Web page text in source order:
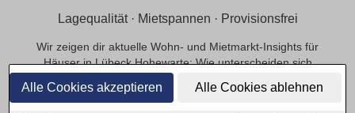
Alle Cookies akzeptieren Alle Cookies ablehnen
Lagequalität · Mietspannen · Provisionsfrei
Wir zeigen dir aktuelle Wohn- und Mietmarkt-Insights für
Häuser in Lübeck Hohewarte: Wie unterscheiden sich
Mietpreise innerhalb der Lage, welche Infrastruktur
beeinflusst die Nachfrage und welche Preisbereiche sind